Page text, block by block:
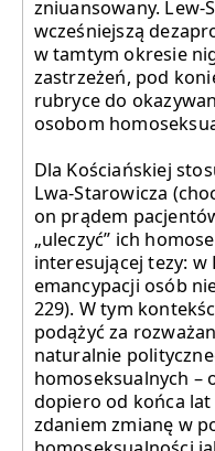
zniuansowany. Lew-
wcześniejszą
w tamtym okresie
zastrzeżeń, pod
rubryce do
osobom
Dla Kościańskiej
Lwa-Starowicza
on prądem
„uleczyć” ich
interesującej tezy: w
emancypacji osób
229). W tym
podążyć za
naturalnie
homoseksualnych –
dopiero od końca lat
zdaniem zmianę w